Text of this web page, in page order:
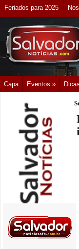
Feriados para 2025
Capa Eventos »